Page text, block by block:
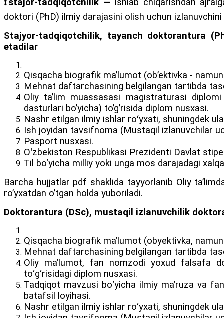
❗stajor-tadqiqotchilik — ishlab chiqarishdan
doktori (PhD) ilmiy darajasini olish uchun
Stajyor-tadqiqotchilik, tayanch doktorantura
etadilar
Qisqacha biografik maʼlumot (obʼektivka -
Mehnat daftarchasining belgilangan tartibda
Oliy taʼlim muassasasi magistraturasi
dasturlari boʼyicha) toʼgʼrisida diplom nusxasi.
Nashr etilgan ilmiy ishlar roʻyxati, shuningdek
Ish joyidan tavsifnoma (Mustaqil izlanuvchilar
Pasport nusxasi.
Oʻzbekiston Respublikasi Prezidenti Davlat
Til bo‘yicha milliy yoki unga mos darajadagi
Barcha hujjatlar pdf shaklida tayyorlanib Oliy
roʼyxatdan oʼtgan holda yuboriladi.
Doktorantura (DSc), mustaqil izlanuvchilik
Qisqacha biografik ma’lumot (obyektivka,
Mehnat daftarchasining belgilangan tartibda
Oliy ma’lumot, fan nomzodi yoxud falsafa
toʻgʻrisidagi diplom nusxasi.
Tadqiqot mavzusi boʻyicha ilmiy ma’ruza va
batafsil loyihasi.
Nashr etilgan ilmiy ishlar roʻyxati, shuningdek